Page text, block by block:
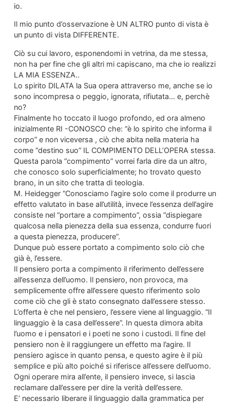
io.
Il mio punto d’osservazione è UN ALTRO punto di vista è
un punto di vista DIFFERENTE.
Ciò su cui lavoro, esponendomi in vetrina, da me stessa,
non ha per fine che gli altri mi capiscano, ma che io realizzi
LA MIA ESSENZA..
Lo spirito DILATA la Sua opera attraverso me, anche se io
sono incompresa o peggio, ignorata, rifiutata… e, perchè
no?
Finalmente ho toccato il luogo profondo, ed ora almeno
inizialmente RI -CONOSCO che: “è lo spirito che informa il
corpo” e non viceversa , ciò che abita nella materia ha
come “destino suo” IL COMPIMENTO DELL’OPERA stessa.
Questa parola “compimento” vorrei farla dire da un altro,
che conosco solo superficialmente; ho trovato questo
brano, in un sito che tratta di teologia.
M. Heidegger “Conosciamo l’agire solo come il produrre un
effetto valutato in base all’utilità, invece l’essenza dell’agire
consiste nel “portare a compimento”, ossia “dispiegare
qualcosa nella pienezza della sua essenza, condurre fuori
a questa pienezza, producere”.
Dunque può essere portato a compimento solo ciò che
già è, l’essere.
Il pensiero porta a compimento il riferimento dell’essere
all’essenza dell’uomo. Il pensiero, non provoca, ma
semplicemente offre all’essere questo riferimento solo
come ciò che gli è stato consegnato dall’essere stesso.
L’offerta è che nel pensiero, l’essere viene al linguaggio. “Il
linguaggio è la casa dell’essere”. In questa dimora abita
l’uomo e i pensatori e i poeti ne sono i custodi. Il fine del
pensiero non è il raggiungere un effetto ma l’agire. Il
pensiero agisce in quanto pensa, e questo agire è il più
semplice e più alto poiché si riferisce all’essere dell’uomo.
Ogni operare mira all’ente, il pensiero invece, si lascia
reclamare dall’essere per dire la verità dell’essere.
E’ necessario liberare il linguaggio dalla grammatica per